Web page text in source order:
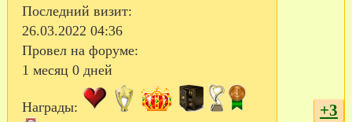
Последний визит:
26.03.2022 04:36
Провел на форуме:
1 месяц 0 дней
Награды: +3